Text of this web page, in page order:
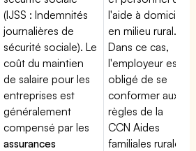
(IJSS : Indemnités
journalières de
sécurité sociale). Le
coût du maintien
de salaire pour les
entreprises est
généralement
compensé par les
assurances
l'aide à domicile
en milieu rural.
Dans ce cas,
l'employeur est
obligé de se
conformer aux
règles de la
CCN Aides
familiales rurales